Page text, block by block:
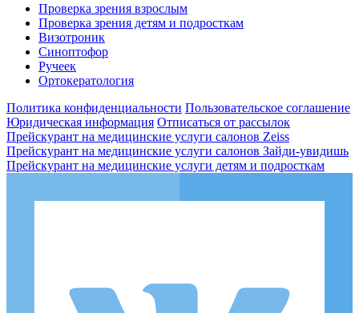
Проверка зрения взрослым
Проверка зрения детям и подросткам
Визотроник
Синоптофор
Ручеек
Ортокератология
Политика конфиденциальности Пользовательское соглашение
Юридическая информация Отписаться от рассылок
Прейскурант на медицинские услуги салонов Zeiss
Прейскурант на медицинские услуги салонов Зайди-увидишь
Прейскурант на медицинские услуги детям и подросткам